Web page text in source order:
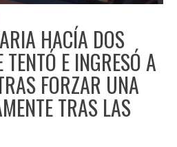
HACÍA DOS
TENTÓ E INGRESÓ A
FORZAR UNA
TRAS LAS